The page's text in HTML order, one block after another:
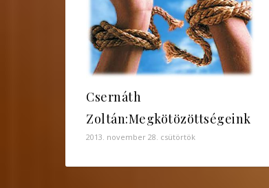
Csernáth
Zoltán:Megkötözöttségeink
2013. november 28. csütörtök